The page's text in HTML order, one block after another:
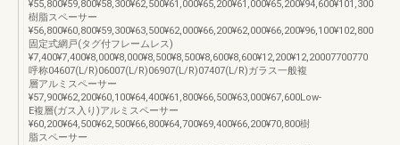
¥55,800¥59,800¥58,300¥62,500¥61,000¥65,200¥61,000¥65,200¥94,600¥101,300
樹脂スペーサー
¥56,800¥60,800¥59,300¥63,500¥62,000¥66,200¥62,000¥66,200¥96,100¥102,800
固定式網戸(タグ付フレームレス)
¥7,400¥7,400¥8,000¥8,000¥8,500¥8,500¥8,600¥8,600¥12,200¥12,20007700770
呼称04607(L/R)06007(L/R)06907(L/R)07407(L/R)ガラス一般複
層アルミスペーサー
¥57,900¥62,200¥60,100¥64,400¥61,800¥66,500¥63,000¥67,600Low-
E複層(ガス入り)アルミスペーサー
¥60,200¥64,500¥62,500¥66,800¥64,700¥69,400¥66,200¥70,800樹
脂スペーサー